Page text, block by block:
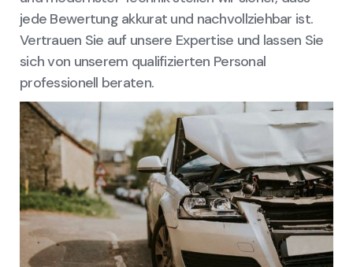
jede Bewertung akkurat und nachvollziehbar ist.
Vertrauen Sie auf unsere Expertise und lassen Sie
sich von unserem qualifizierten Personal
professionell beraten.